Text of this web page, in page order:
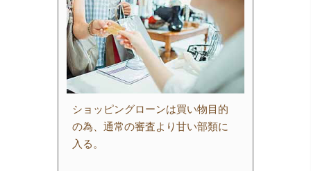
ショッピングローンは買い物目的
の為、通常の審査より甘い部類に
入る。